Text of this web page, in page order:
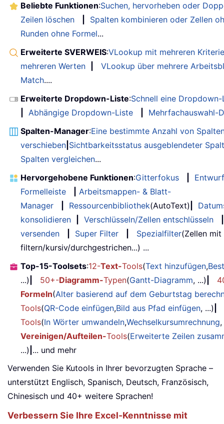
Beliebte Funktionen:Suchen, hervorheben oder
Zeilen löschen
Spalten kombinieren oder Zellen
Runden ohne Formel...
Erweiterte SVERWEIS:VLookup mit mehreren
mehreren Werten
VLookup über mehrere
Match....
Erweiterte Dropdown-Liste:Schnell eine
Abhängige Dropdown-Liste
Mehrfachauswahl-
Spalten-Manager:Eine bestimmte Anzahl von
verschieben Sichtbarkeitsstatus ausgeblendeter
Spalten vergleichen...
Hervorgehobene Funktionen:Gitterfokus
Entwurf
Formelleiste
Arbeitsmappen- & Blatt-
Manager
Ressourcenbibliothek(AutoText)
konsolidieren
Verschlüsseln/Zellen entschlüsseln
versenden
Super Filter Spezialfilter(Zellen
filtern/kursiv/durchgestrichen...) ...
Top-15-Toolsets:12-Text-Tools(Text hinzufügen,
...)
50+-Diagramm-Typen(Gantt-Diagramm, ...)
Formeln(Alter basierend auf dem Geburtstag
Tools(QR-Code einfügen,Bild aus Pfad einfügen, ...)
Tools(In Wörter umwandeln,Wechselkursumrechnung
Vereinigen/Aufteilen-Tools(Erweiterte Zeilen
...) ... und mehr
Verwenden Sie Kutools in Ihrer bevorzugten Sprache –
unterstützt Englisch, Spanisch, Deutsch, Französisch,
Chinesisch und 40+ weitere Sprachen!
Verbessern Sie Ihre Excel-Kenntnisse mit